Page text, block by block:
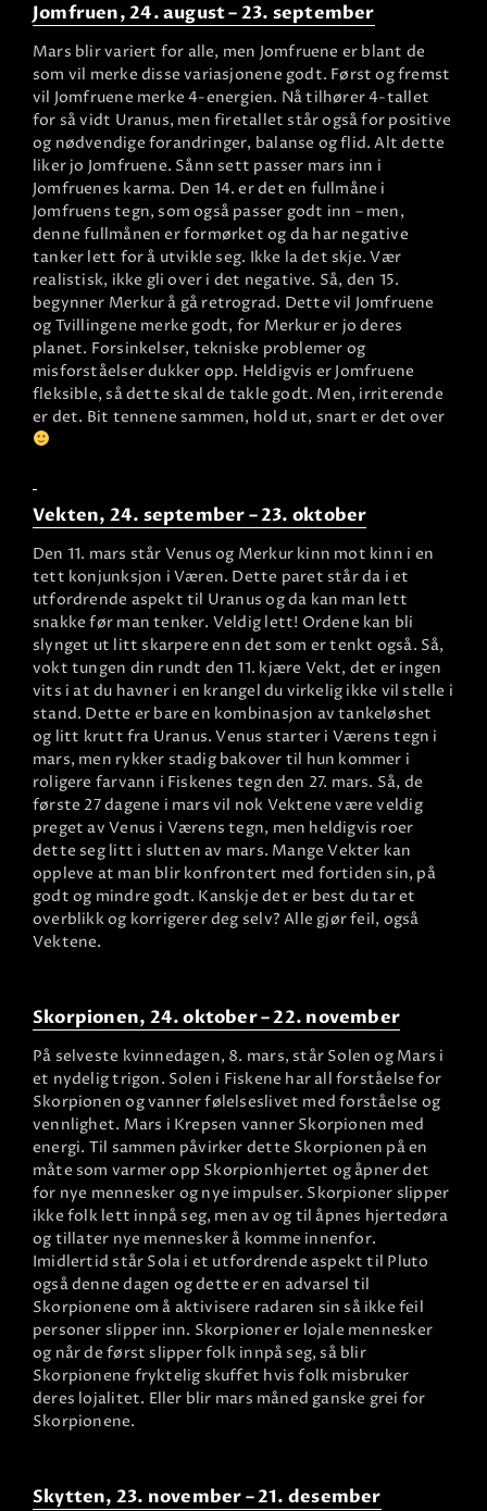
Jomfruen, 24. august – 23. september
Mars blir variert for alle, men Jomfruene er blant de
som vil merke disse variasjonene godt. Først og fremst
vil Jomfruene merke 4-energien. Nå tilhører 4-tallet
for så vidt Uranus, men firetallet står også for positive
og nødvendige forandringer, balanse og flid. Alt dette
liker jo Jomfruene. Sånn sett passer mars inn i
Jomfruenes karma. Den 14. er det en fullmåne i
Jomfruens tegn, som også passer godt inn – men,
denne fullmånen er formørket og da har negative
tanker lett for å utvikle seg. Ikke la det skje. Vær
realistisk, ikke gli over i det negative. Så, den 15.
begynner Merkur å gå retrograd. Dette vil Jomfruene
og Tvillingene merke godt, for Merkur er jo deres
planet. Forsinkelser, tekniske problemer og
misforståelser dukker opp. Heldigvis er Jomfruene
fleksible, så dette skal de takle godt. Men, irriterende
er det. Bit tennene sammen, hold ut, snart er det over
Vekten, 24. september – 23. oktober
Den 11. mars står Venus og Merkur kinn mot kinn i en
tett konjunksjon i Væren. Dette paret står da i et
utfordrende aspekt til Uranus og da kan man lett
snakke før man tenker. Veldig lett! Ordene kan bli
slynget ut litt skarpere enn det som er tenkt også. Så,
vokt tungen din rundt den 11. kjære Vekt, det er ingen
vits i at du havner i en krangel du virkelig ikke vil stelle i
stand. Dette er bare en kombinasjon av tankeløshet
og litt krutt fra Uranus. Venus starter i Værens tegn i
mars, men rykker stadig bakover til hun kommer i
roligere farvann i Fiskenes tegn den 27. mars. Så, de
første 27 dagene i mars vil nok Vektene være veldig
preget av Venus i Værens tegn, men heldigvis roer
dette seg litt i slutten av mars. Mange Vekter kan
oppleve at man blir konfrontert med fortiden sin, på
godt og mindre godt. Kanskje det er best du tar et
overblikk og korrigerer deg selv? Alle gjør feil, også
Vektene.
Skorpionen, 24. oktober – 22. november
På selveste kvinnedagen, 8. mars, står Solen og Mars i
et nydelig trigon. Solen i Fiskene har all forståelse for
Skorpionen og vanner følelseslivet med forståelse og
vennlighet. Mars i Krepsen vanner Skorpionen med
energi. Til sammen påvirker dette Skorpionen på en
måte som varmer opp Skorpionhjertet og åpner det
for nye mennesker og nye impulser. Skorpioner slipper
ikke folk lett innpå seg, men av og til åpnes hjertedøra
og tillater nye mennesker å komme innenfor.
Imidlertid står Sola i et utfordrende aspekt til Pluto
også denne dagen og dette er en advarsel til
Skorpionene om å aktivisere radaren sin så ikke feil
personer slipper inn. Skorpioner er lojale mennesker
og når de først slipper folk innpå seg, så blir
Skorpionene fryktelig skuffet hvis folk misbruker
deres lojalitet. Eller blir mars måned ganske grei for
Skorpionene.
Skytten, 23. november – 21. desember